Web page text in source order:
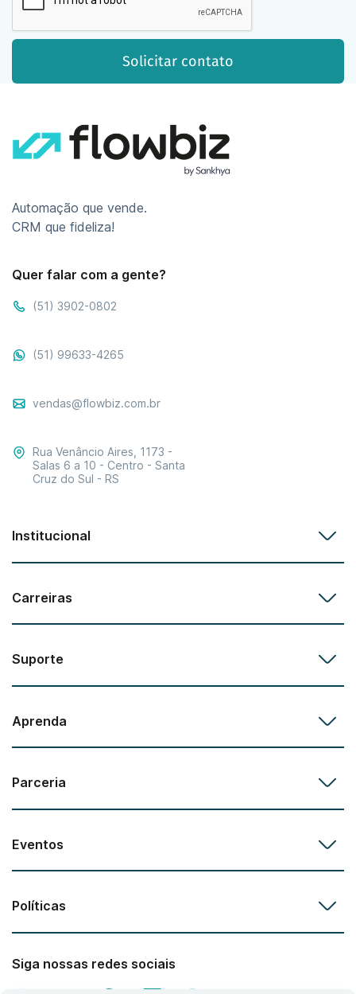
Automação que vende.
CRM que fideliza!
Quer falar com a gente?
(51) 3902-0802
(51) 99633-4265
vendas@flowbiz.com.br
Rua Venâncio Aires, 1173 -
Salas 6 a 10 - Centro - Santa
Cruz do Sul - RS
Institucional
Carreiras
Suporte
Aprenda
Parceria
Eventos
Políticas
Siga nossas redes sociais